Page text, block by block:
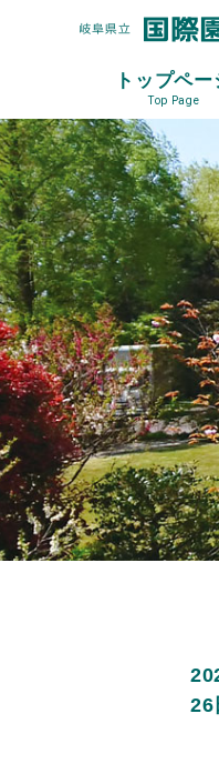
トップペー
Top Page
26